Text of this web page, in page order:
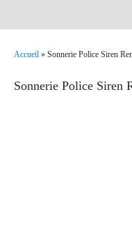
Accueil » Sonnerie Police Siren
Sonnerie Police Siren